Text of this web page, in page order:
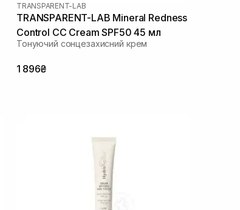
TRANSPARENT-LAB
TRANSPARENT-LAB Mineral Redness
Control CC Cream SPF50 45 мл
Тонуючий сонцезахисний крем
1 896₴